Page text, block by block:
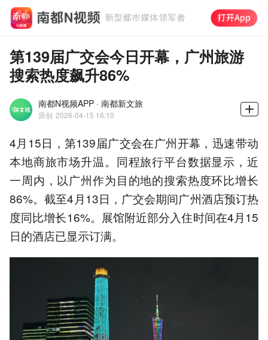
第139届广交会今日开幕，广州旅游
搜索热度飙升86%
南都N视频APP · 南都新文旅
原创 2026-04-15 16:10
4月15日，第139届广交会在广州开幕，迅速带动
本地商旅市场升温。同程旅行平台数据显示，近
一周内，以广州作为目的地的搜索热度环比增长
86%。截至4月13日，广交会期间广州酒店预订热
度同比增长16%。展馆附近部分入住时间在4月15
日的酒店已显示订满。